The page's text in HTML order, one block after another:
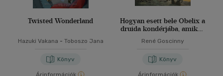
Twisted Wonderland
Hazuki Vakana - Toboszo Jana
Könyv
Hogyan esett bele Obelix a
druida kondérjába, amikor
René Goscinny
Könyv